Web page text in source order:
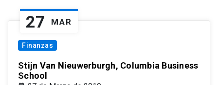
27 MAR
Finanzas
Stijn Van Nieuwerburgh, Columbia Business
School